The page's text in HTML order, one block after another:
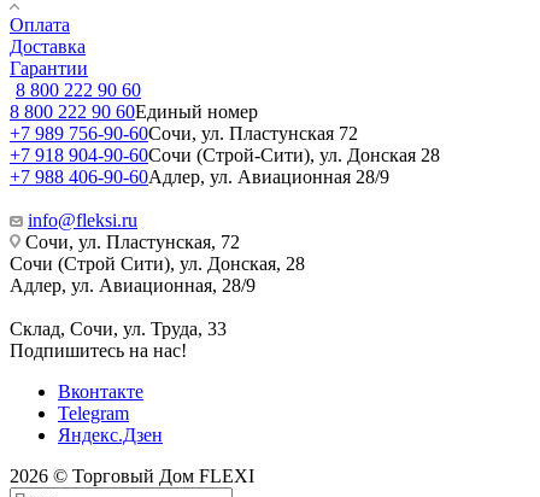
Оплата
Доставка
Гарантии
8 800 222 90 60
8 800 222 90 60Единый номер
+7 989 756-90-60Сочи, ул. Пластунская 72
+7 918 904-90-60Сочи (Строй-Сити), ул. Донская 28
+7 988 406-90-60Адлер, ул. Авиационная 28/9
info@fleksi.ru
Сочи, ул. Пластунская, 72
Сочи (Строй Сити), ул. Донская, 28
Адлер, ул. Авиационная, 28/9
Склад, Сочи, ул. Труда, 33
Подпишитесь на нас!
Вконтакте
Telegram
Яндекс.Дзен
2026 © Торговый Дом FLEXI